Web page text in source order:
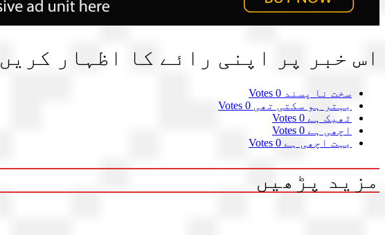
اس خبر پر اپنی رائے کا اظہار کریں
سخت نا پسند 0 Votes
بہتر ہو سکتی تھی 0 Votes
ٹھیک ہے 0 Votes
اچھی ہے 0 Votes
بہت اچھی ہے 0 Votes
مزید پڑھیں